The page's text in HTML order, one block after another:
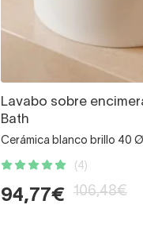
Lavabo sobre
Bath
Cerámica blanco brillo 40 Ø
(4)
94,77€ 106,48€